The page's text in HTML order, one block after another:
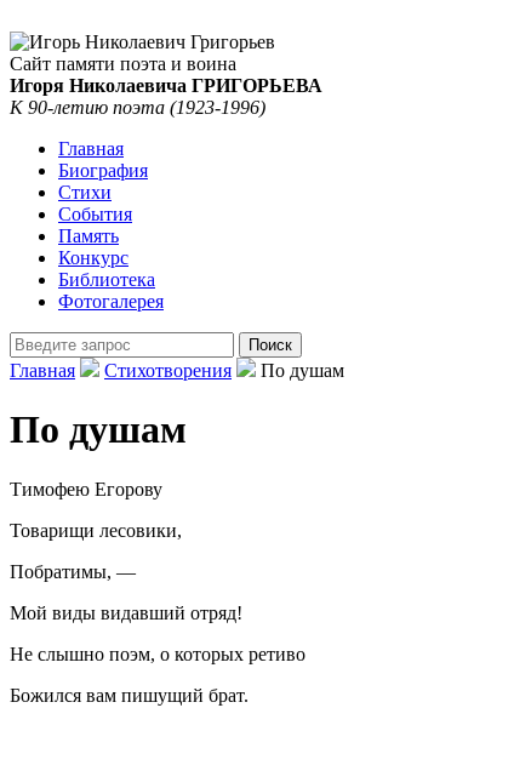
Сайт памяти поэта и воина
Игоря Николаевича ГРИГОРЬЕВА
К 90-летию поэта (1923-1996)
Главная
Биография
Стихи
События
Память
Конкурс
Библиотека
Фотогалерея
Главная Стихотворения По душам
По душам
Тимофею Егорову
Товарищи лесовики,
Побратимы, —
Мой виды видавший отряд!
Не слышно поэм, о которых ретиво
Божился вам пишущий брат.